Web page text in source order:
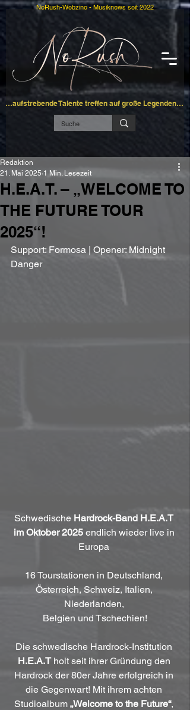
…aufstrebende Talente treffen auf große Legenden…
NoRush-Webzine - Musiknews seit 2022
H.E.A.T. – „WELCOME TO
THE FUTURE TOUR
2025“!
Redaktion
21. Mai 2025 1 Min. Lesezeit
Support: Formosa | Opener: Midnight
Danger
Schwedische Hardrock-Band H.E.A.T
im Oktober 2025 endlich wieder live in
Europa
16 Tourstationen in Deutschland,
Österreich, Schweiz, Italien,
Niederlanden,
Belgien und Tschechien!
Die schwedische Hardrock-Institution
H.E.A.T holt seit ihrer Gründung den
Hardrock der 80er Jahre erfolgreich in
die Gegenwart! Mit ihrem achten
Studioalbum „Welcome to the Future“,